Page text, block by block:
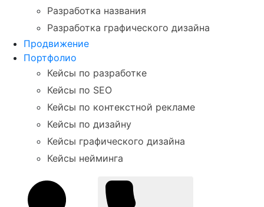
Разработка названия
Разработка графического дизайна
Продвижение
Портфолио
Кейсы по разработке
Кейсы по SEO
Кейсы по контекстной рекламе
Кейсы по дизайну
Кейсы графического дизайна
Кейсы нейминга